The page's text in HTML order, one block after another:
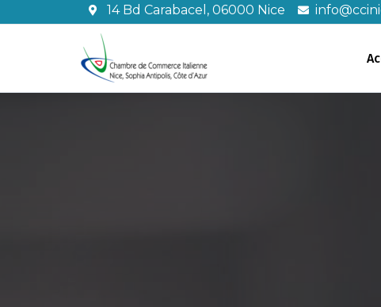
14 Bd Carabacel, 06000 Nice